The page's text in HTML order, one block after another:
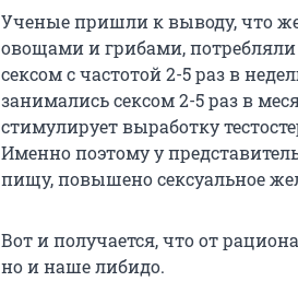
Ученые пришли к выводу, что
овощами и грибами,
сексом с частотой 2-5 раз в
занимались сексом 2-5 раз в
стимулирует выработку
Именно поэтому у
пищу, повышено сексуальное
Вот и получается, что от
но и наше либидо.